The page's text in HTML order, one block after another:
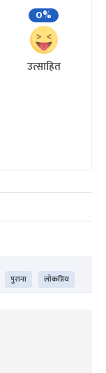
0%
उत्साहित
पुराना लोकप्रिय